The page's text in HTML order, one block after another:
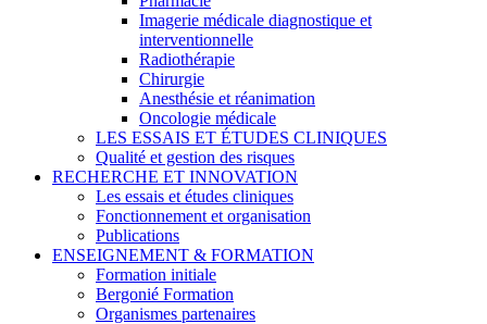
Imagerie médicale diagnostique et
interventionnelle
Radiothérapie
Chirurgie
Anesthésie et réanimation
Oncologie médicale
LES ESSAIS ET ÉTUDES CLINIQUES
Qualité et gestion des risques
RECHERCHE ET INNOVATION
Les essais et études cliniques
Fonctionnement et organisation
Publications
ENSEIGNEMENT & FORMATION
Formation initiale
Bergonié Formation
Organismes partenaires